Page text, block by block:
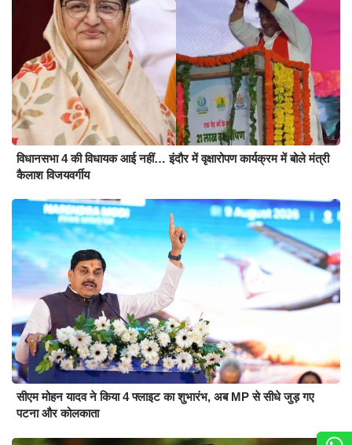
विधानसभा 4 की विधायक आई नहीं… इंदौर में वृक्षारोपण कार्यक्रम में बोले मंत्री
कैलाश विजयवर्गीय
सीएम मोहन यादव ने किया 4 फ्लाइट का शुभारंभ, अब MP से सीधे जुड़ गए
पटना और कोलकाता